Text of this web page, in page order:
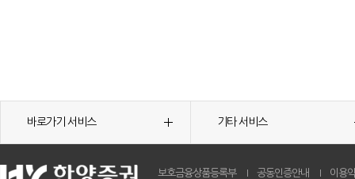
바로가기 서비스 기타 서비스
보호금융상품등록부 공동인증안내 이용